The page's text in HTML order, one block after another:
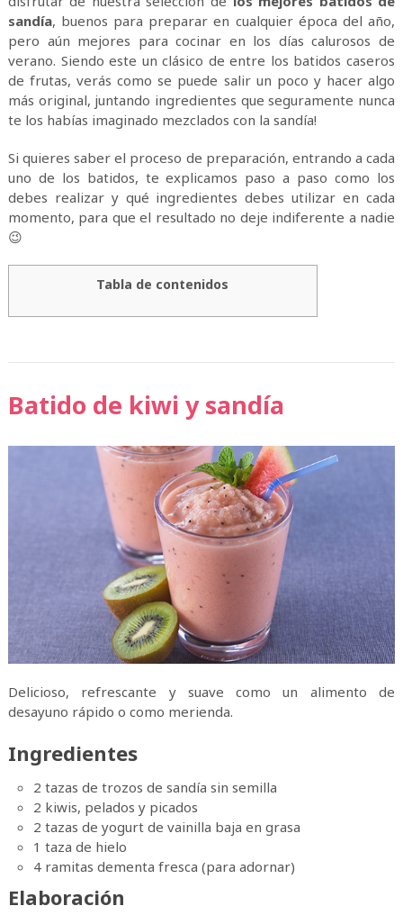
sandía, buenos para preparar en cualquier época del año,
pero aún mejores para cocinar en los días calurosos de
verano. Siendo este un clásico de entre los batidos caseros
de frutas, verás como se puede salir un poco y hacer algo
más original, juntando ingredientes que seguramente nunca
te los habías imaginado mezclados con la sandía!
Si quieres saber el proceso de preparación, entrando a cada
uno de los batidos, te explicamos paso a paso como los
debes realizar y qué ingredientes debes utilizar en cada
momento, para que el resultado no deje indiferente a nadie
😉
Tabla de contenidos
Batido de kiwi y sandía
Delicioso, refrescante y suave como un alimento de
desayuno rápido o como merienda.
Ingredientes
2 tazas de trozos de sandía sin semilla
2 kiwis, pelados y picados
2 tazas de yogurt de vainilla baja en grasa
1 taza de hielo
4 ramitas dementa fresca (para adornar)
Elaboración